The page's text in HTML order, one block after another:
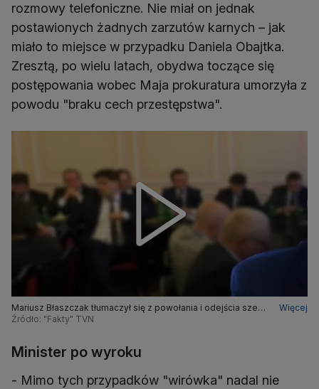
rozmowy telefoniczne. Nie miał on jednak
postawionych żadnych zarzutów karnych – jak
miało to miejsce w przypadku Daniela Obajtka.
Zresztą, po wielu latach, obydwa toczące się
postępowania wobec Maja prokuratura umorzyła z
powodu "braku cech przestępstwa".
Mariusz Błaszczak tłumaczył się z powołania i odejścia szefa
KGP (materiał z lutego 2016 roku)
Więcej
Źródło: "Fakty" TVN
Minister po wyroku
- Mimo tych przypadków "wirówka" nadal nie